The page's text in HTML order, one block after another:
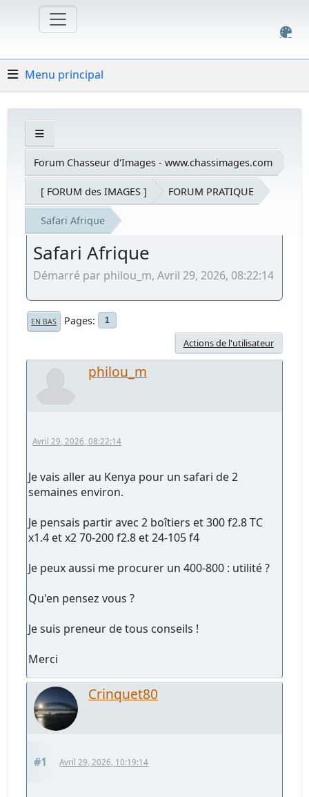
Menu principal
Forum Chasseur d'Images - www.chassimages.com
[ FORUM des IMAGES ] FORUM PRATIQUE
Safari Afrique
Safari Afrique
Démarré par philou_m, Avril 29, 2026, 08:22:14
EN BAS Pages 1
Actions de l'utilisateur
philou_m
Avril 29, 2026, 08:22:14
Je vais aller au Kenya pour un safari de 2
semaines environ.
Je pensais partir avec 2 boîtiers et 300 f2.8 TC
x1.4 et x2 70-200 f2.8 et 24-105 f4
Je peux aussi me procurer un 400-800 : utilité ?
Qu'en pensez vous ?
Je suis preneur de tous conseils !
Merci
Crinquet80
#1 Avril 29, 2026, 10:19:14